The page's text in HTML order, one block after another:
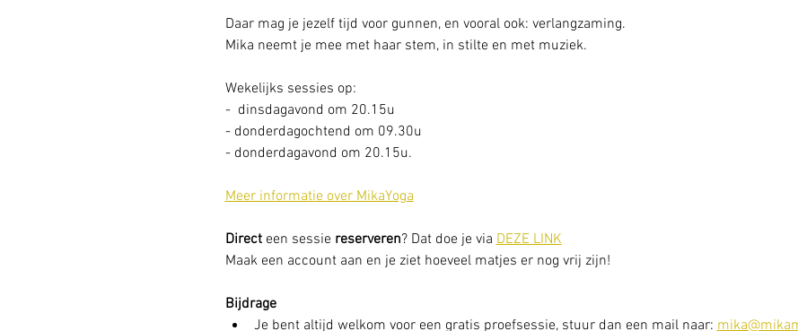
Daar mag je jezelf tijd voor gunnen, en vooral ook: verlangzaming.
Mika neemt je mee met haar stem, in stilte en met muziek.
Wekelijks sessies op:
-  dinsdagavond om 20.15u
- donderdagochtend om 09.30u
- donderdagavond om 20.15u.
Meer informatie over MikaYoga
Direct een sessie reserveren? Dat doe je via DEZE LINK
Maak een account aan en je ziet hoeveel matjes er nog vrij zijn!
Bijdrage
Je bent altijd welkom voor een gratis proefsessie, stuur dan een mail naar: